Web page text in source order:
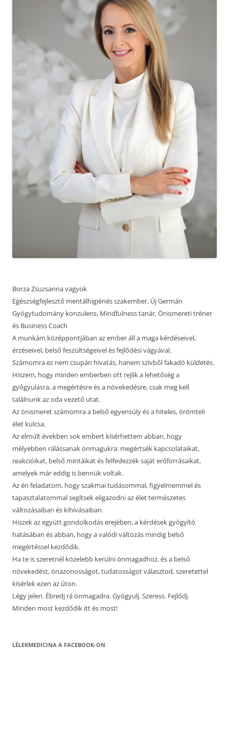
Borza Zsuzsanna vagyok
Egészségfejlesztő mentálhigiénés szakember, Új Germán
Gyógytudomány konzulens, Mindfulness tanár, Önismereti tréner
és Business Coach
A munkám középpontjában az ember áll a maga kérdéseivel,
érzéseivel, belső feszültségeivel és fejlődési vágyával.
Számomra ez nem csupán hivatás, hanem szívből fakadó küldetés.
Hiszem, hogy minden emberben ott rejlik a lehetőség a
gyógyulásra, a megértésre és a növekedésre, csak meg kell
találnunk az oda vezető utat.
Az önismeret számomra a belső egyensúly és a hiteles, örömteli
élet kulcsa.
Az elmúlt években sok embert kísérhettem abban, hogy
mélyebben rálássanak önmagukra: megértsék kapcsolataikat,
reakcióikat, belső mintáikat és felfedezzék saját erőforrásaikat,
amelyek már eddig is bennük voltak.
Az én feladatom, hogy szakmai tudásommal, figyelmemmel és
tapasztalatommal segítsek eligazodni az élet természetes
változásaiban és kihívásaiban.
Hiszek az együtt gondolkodás erejében, a kérdések gyógyító
hatásában és abban, hogy a valódi változás mindig belső
megértéssel kezdődik.
Ha te is szeretnél közelebb kerülni önmagadhoz, és a belső
növekedést, önazonosságot, tudatosságot választod, szeretettel
kísérlek ezen az úton.
Légy jelen. Ébredj rá önmagadra. Gyógyulj. Szeress. Fejlődj.
Minden most kezdődik itt és most!
LÉLEKMEDICINA A FACEBOOK-ON